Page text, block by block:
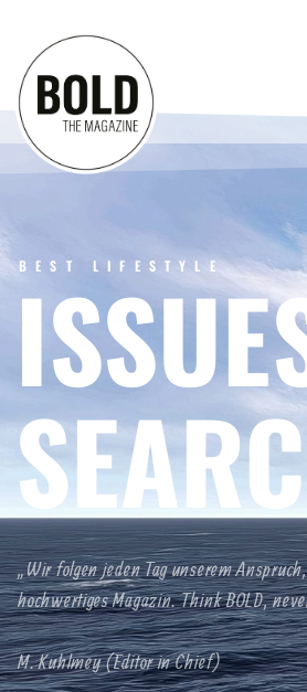
BEST LIFESTYLE
„Wir folgen jeden Tag unserem
hochwertiges Magazin. Think BOLD,
M. Kuhlmey (Editor in Chief)